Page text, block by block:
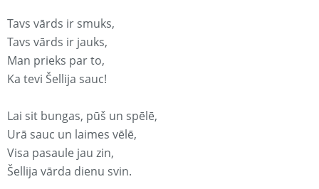
Tavs vārds ir smuks,
Tavs vārds ir jauks,
Man prieks par to,
Ka tevi Šellija sauc!
Lai sit bungas, pūš un spēlē,
Urā sauc un laimes vēlē,
Visa pasaule jau zin,
Šellija vārda dienu svin.